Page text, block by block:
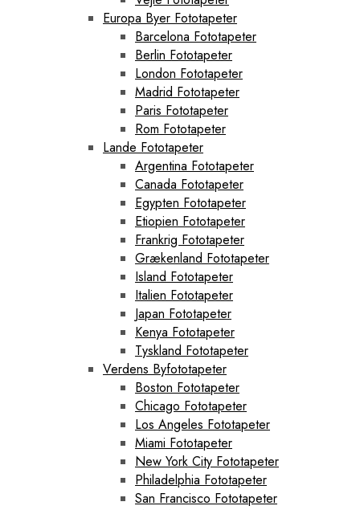
Europa Byer Fototapeter
Barcelona Fototapeter
Berlin Fototapeter
London Fototapeter
Madrid Fototapeter
Paris Fototapeter
Rom Fototapeter
Lande Fototapeter
Argentina Fototapeter
Canada Fototapeter
Egypten Fototapeter
Etiopien Fototapeter
Frankrig Fototapeter
Grækenland Fototapeter
Island Fototapeter
Italien Fototapeter
Japan Fototapeter
Kenya Fototapeter
Tyskland Fototapeter
Verdens Byfototapeter
Boston Fototapeter
Chicago Fototapeter
Los Angeles Fototapeter
Miami Fototapeter
New York City Fototapeter
Philadelphia Fototapeter
San Francisco Fototapeter